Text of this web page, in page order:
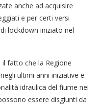
anche ad acquisire
e per certi versi
lockdown iniziato nel
fatto che la Regione
ultimi anni iniziative e
idraulica del fiume nei
essere disgiunti da